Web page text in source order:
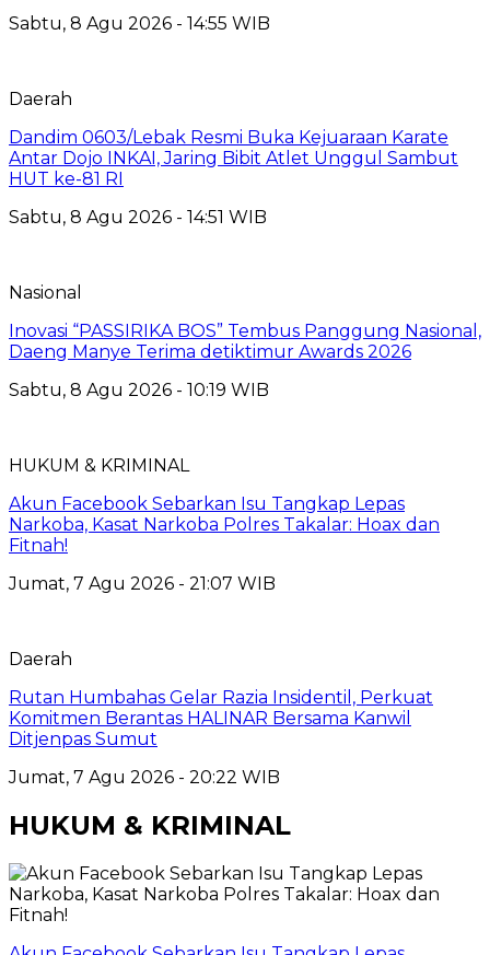
Sabtu, 8 Agu 2026 - 14:55 WIB
Daerah
Dandim 0603/Lebak Resmi Buka Kejuaraan Karate
Antar Dojo INKAI, Jaring Bibit Atlet Unggul Sambut
HUT ke-81 RI
Sabtu, 8 Agu 2026 - 14:51 WIB
Nasional
Inovasi “PASSIRIKA BOS” Tembus Panggung Nasional,
Daeng Manye Terima detiktimur Awards 2026
Sabtu, 8 Agu 2026 - 10:19 WIB
HUKUM & KRIMINAL
Akun Facebook Sebarkan Isu Tangkap Lepas
Narkoba, Kasat Narkoba Polres Takalar: Hoax dan
Fitnah!
Jumat, 7 Agu 2026 - 21:07 WIB
Daerah
Rutan Humbahas Gelar Razia Insidentil, Perkuat
Komitmen Berantas HALINAR Bersama Kanwil
Ditjenpas Sumut
Jumat, 7 Agu 2026 - 20:22 WIB
HUKUM & KRIMINAL